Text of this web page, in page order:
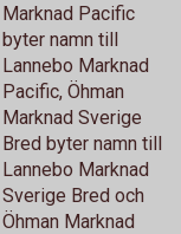
Marknad Pacific
byter namn till
Lannebo Marknad
Pacific, Öhman
Marknad Sverige
Bred byter namn till
Lannebo Marknad
Sverige Bred och
Öhman Marknad